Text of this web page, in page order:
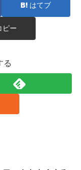
はてブ
ピー
る